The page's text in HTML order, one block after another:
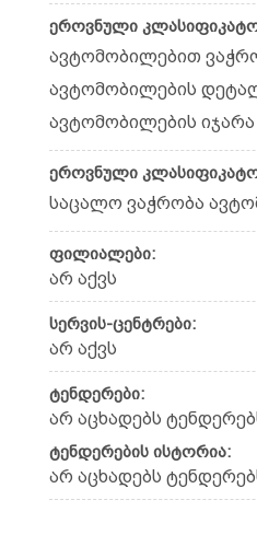
ეროვნული
ავტომობილებით
ავტომობილების
ავტომობილების იჯარა
ეროვნული
საცალო ვაჭრობა
ფილიალები:
არ აქვს
სერვის-ცენტრები:
არ აქვს
ტენდერები:
არ აცხადებს
ტენდერების ისტორია:
არ აცხადებს